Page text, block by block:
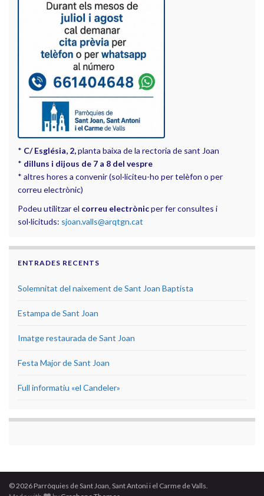
* C/ Església, 2,planta baixa de la rectoria de sant Joan
* dilluns i dijous de 7 a 8 del vespre
* altres hores a convenir (sol·liciteu-ho per telèfon o per
correu electrònic)
Podeu utilitzar el correu electrònicper fer consultes i
sol·licituds: sjoan.valls@arqtgn.cat
ENTRADES RECENTS
Solemnitat del naixement de Sant Joan Baptista
Estampa de Sant Joan
Imatge restaurada de Sant Joan
Festa Major de Sant Joan
Full informatiu «el Candeler»
© 2026 Parròquies de Sant Joan, Sant Antoni i el Carme de Valls.